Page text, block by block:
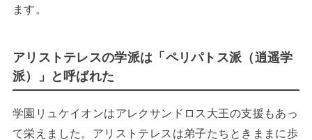
ます。
アリストテレスの学派は「ペリパトス派（逍遥学
派）」と呼ばれた
学園リュケイオンはアレクサンドロス大王の支援もあっ
て栄えました。アリストテレスは弟子たちときままに歩